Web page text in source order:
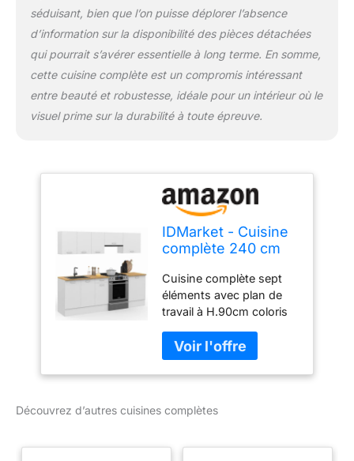
séduisant, bien que l’on puisse déplorer l’absence
d’information sur la disponibilité des pièces détachées
qui pourrait s’avérer essentielle à long terme. En somme,
cette cuisine complète est un compromis intéressant
entre beauté et robustesse, idéale pour un intérieur où le
visuel prime sur la durabilité à toute épreuve.
IDMarket - Cuisine
complète 240 cm
Travail 7 éléments
Blanc et Plateaux
Bois
Cuisine complète sept
éléments avec plan de
travail à H.90cm coloris
éléments bas avec plan
de travail recoupable et 4
éléments hauts de 32 cm
blanche et plateau bois
cuisine ultra
Découvrez d’autres cuisines complètes